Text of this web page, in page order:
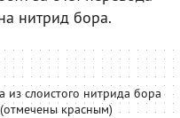
нитрид бора.
из слоистого нитрида бора
красным)